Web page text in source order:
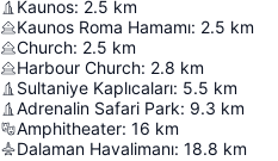
Kaunos: 2.5 km
Kaunos Roma Hamamı: 2.5 km
Church: 2.5 km
Harbour Church: 2.8 km
Sultaniye Kaplıcaları: 5.5 km
Adrenalin Safari Park: 9.3 km
Amphitheater: 16 km
Dalaman Havalimanı: 18.8 km